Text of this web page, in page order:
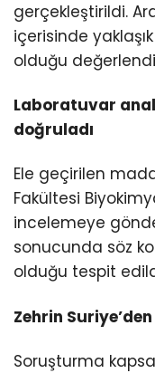
gerçekleştirildi.
içerisinde
olduğu
Laboratuvar
doğruladı
Ele geçirilen
Fakültesi
incelemeye
sonucunda söz
olduğu tespit
Zehrin
Soruşturma